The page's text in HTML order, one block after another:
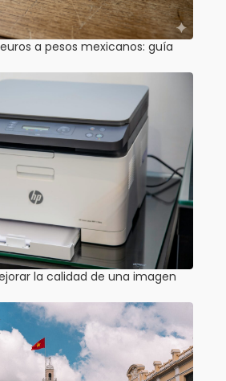
a pesos mexicanos: guía
la calidad de una imagen